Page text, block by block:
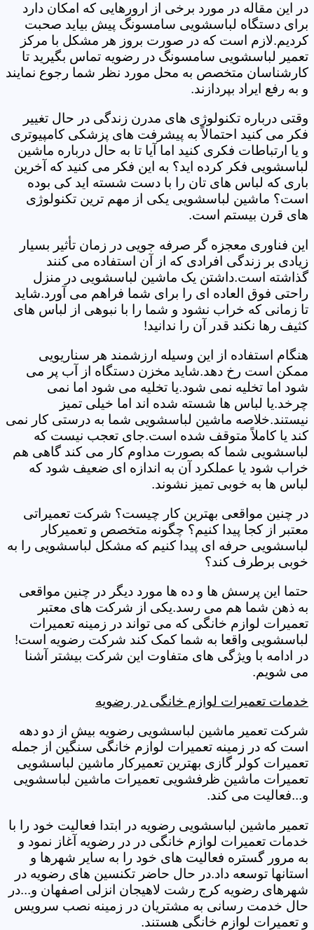
در این مقاله در مورد برخی از ارورهایی که امکان دارد
برای دستگاه لباسشویی سامسونگ پیش بیاید صحبت
کردیم.لازم است که در صورت بروز هر مشکل با مرکز
تعمیر لباسشویی سامسونگ در رضویه تماس بگیرید تا
کارشناسان متخصص به محل مورد نظر شما رجوع نمایند
و به رفع ایراد بپردازند.
وقتی درباره تکنولوژی های مدرن زندگی در حال تغییر
فکر می کنید احتمالاً به پیشرفت های پزشکی کامپیوتری
و یا ارتباطات فکری کنید اما آیا تا به حال درباره ماشین
لباسشویی فکر کرده اید؟ به این فکر می کنید که آخرین
باری که لباس های تان را با دست شسته اید کی بوده
است؟ ماشین لباسشویی یکی از مهم ترین تکنولوژی
های قرن بیستم است.
این فناوری معجزه گر صرفه جویی در زمان تأثیر بسیار
زیادی بر زندگی افرادی که از آن استفاده می کنند
گذاشته است.داشتن یک ماشین لباسشویی در منزل
راحتی فوق العاده ای را برای شما فراهم می آورد.شاید
تا زمانی که خراب نشود و شما را با نبوهی از لباس های
کثیف رها نکند قدر آن را ندانید!
هنگام استفاده از این وسیله ارزشمند هر سناریویی
ممکن است رخ دهد.شاید مخزن دستگاه از آب پر می
شود اما تخلیه نمی شود.یا تخلیه می شود اما نمی
چرخد.یا لباس ها شسته شده اند اما خیلی تمیز
نیستند.خلاصه ماشین لباسشویی شما به درستی کار نمی
کند یا کاملاً متوقف شده است.جای تعجب نیست که
لباسشویی شما که بصورت مداوم کار می کند گاهی هم
خراب شود یا عملکرد آن به اندازه ای ضعیف شود که
لباس ها به خوبی تمیز نشوند.
در چنین مواقعی بهترین کار چیست؟ شرکت تعمیراتی
معتبر از کجا پیدا کنیم؟ چگونه متخصص و تعمیرکار
لباسشویی حرفه ای پیدا کنیم که مشکل لباسشویی را به
خوبی برطرف کند؟
حتما این پرسش ها و ده ها مورد دیگر در چنین مواقعی
به ذهن شما هم می رسد.یکی از شرکت های معتبر
تعمیرات لوازم خانگی که می تواند در زمینه تعمیرات
لباسشویی واقعا به شما کمک کند شرکت رضویه است!
در ادامه با ویژگی های متفاوت این شرکت بیشتر آشنا
می شویم.
خدمات تعمیرات لوازم خانگی در رضویه
شرکت تعمیر ماشین لباسشویی رضویه بیش از دو دهه
است که در زمینه تعمیرات لوازم خانگی سنگین از جمله
تعمیرات کولر گازی بهترین تعمیرکار ماشین لباسشویی
تعمیرات ماشین ظرفشویی تعمیرات ماشین لباسشویی
و...فعالیت می کند.
تعمیر ماشین لباسشویی رضویه در ابتدا فعالیت خود را با
خدمات تعمیرات لوازم خانگی در در رضویه آغاز نمود و
به مرور گستره فعالیت های خود را به سایر شهرها و
استانها توسعه داد.در حال حاضر تکنسین های رضویه در
شهرهای رضویه کرج رشت لاهیجان انزلی اصفهان و...در
حال خدمت رسانی به مشتریان در زمینه نصب سرویس
و تعمیرات لوازم خانگی هستند.